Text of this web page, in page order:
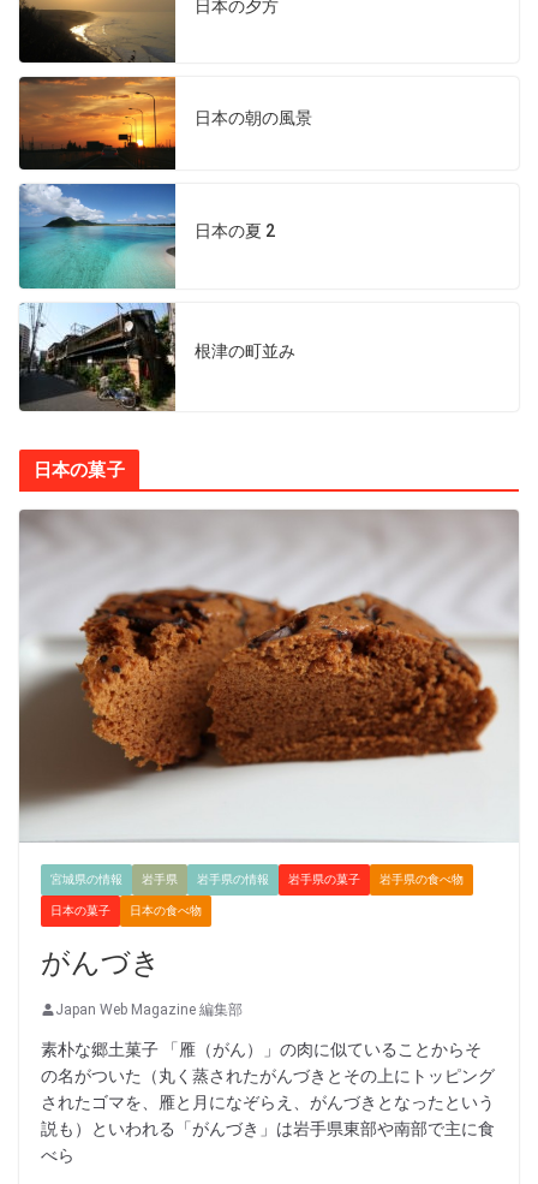
日本の夕方
日本の朝の風景
日本の夏 2
根津の町並み
日本の菓子
宮城県の情報 岩手県 岩手県の情報 岩手県の菓子 岩手県の食べ物
日本の菓子 日本の食べ物
がんづき
Japan Web Magazine 編集部
素朴な郷土菓子 「雁（がん）」の肉に似ていることからそ
の名がついた（丸く蒸されたがんづきとその上にトッピング
されたゴマを、雁と月になぞらえ、がんづきとなったという
説も）といわれる「がんづき」は岩手県東部や南部で主に食
べら